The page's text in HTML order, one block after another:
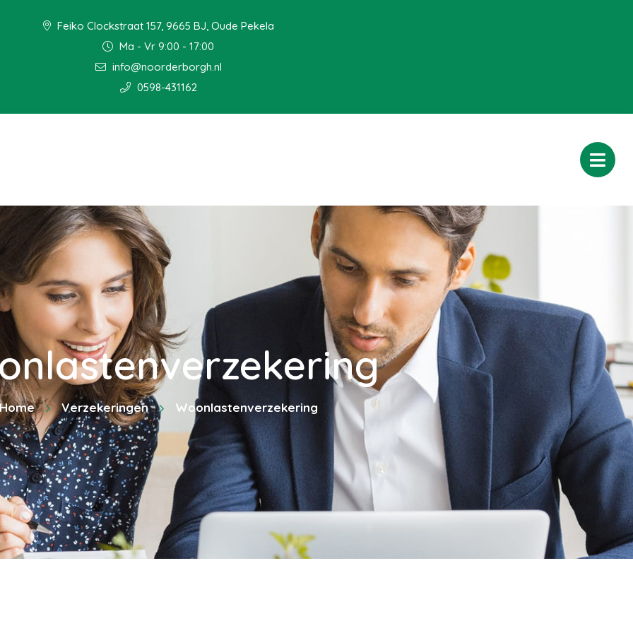
Feiko Clockstraat 157, 9665 BJ, Oude Pekela
Ma - Vr 9:00 - 17:00
info@noorderborgh.nl
0598-431162
Verzekeringen Woonlastenverzekering